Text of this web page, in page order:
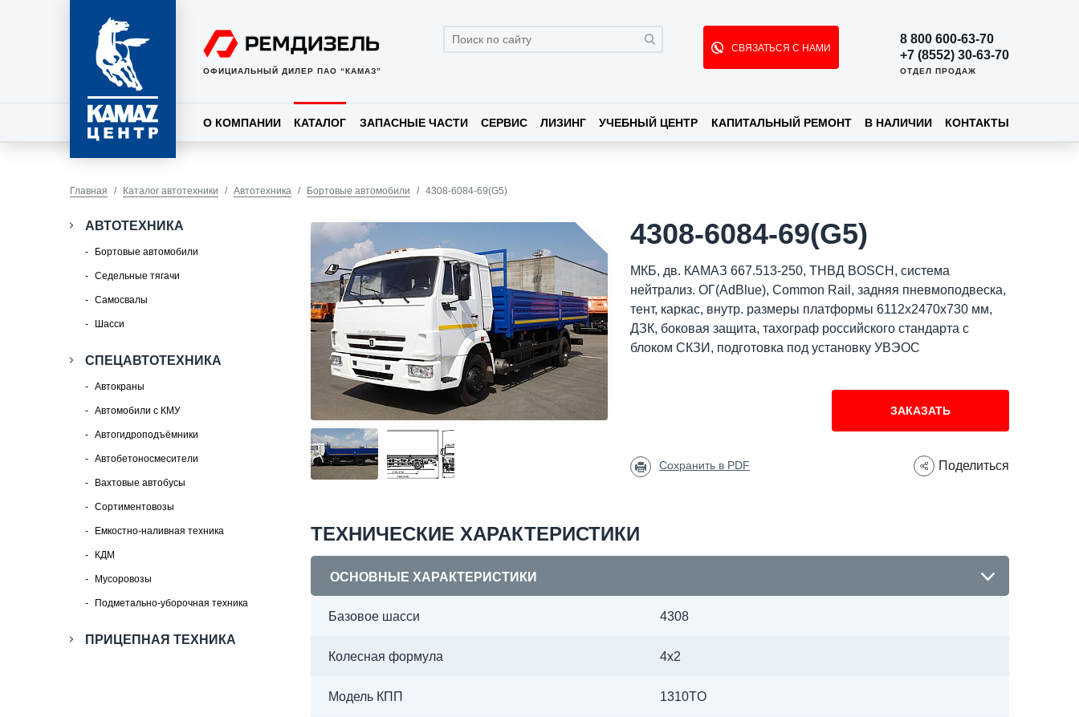
ОФИЦИАЛЬНЫЙ ДИЛЕР ПАО “КАМАЗ”
СВЯЗАТЬСЯ С НАМИ
8 800 600-63-70
+7 (8552) 30-63-70
ОТДЕЛ ПРОДАЖ
О КОМПАНИИ КАТАЛОГ ЗАПАСНЫЕ ЧАСТИ СЕРВИС ЛИЗИНГ УЧЕБНЫЙ ЦЕНТР КАПИТАЛЬНЫЙ РЕМОНТ В НАЛИЧИИ КОНТАКТЫ
Главная Каталог автотехники Автотехника Бортовые автомобили 4308-6084-69(G5)
АВТОТЕХНИКА
Бортовые автомобили
Седельные тягачи
Самосвалы
Шасси
СПЕЦАВТОТЕХНИКА
Автокраны
Автомобили с КМУ
Автогидроподъёмники
Автобетоносмесители
Вахтовые автобусы
Сортиментовозы
Емкостно-наливная техника
КДМ
Мусоровозы
Подметально-уборочная техника
ПРИЦЕПНАЯ ТЕХНИКА
4308-6084-69(G5)
МКБ, дв. КАМАЗ 667.513-250, ТНВД BOSCH, система
нейтрализ. ОГ(AdBlue), Common Rail, задняя пневмоподвеска,
тент, каркас, внутр. размеры платформы 6112х2470х730 мм,
ДЗК, боковая защита, тахограф российского стандарта с
блоком СКЗИ, подготовка под установку УВЭОС
ЗАКАЗАТЬ
Сохранить в PDF Поделиться
ТЕХНИЧЕСКИЕ ХАРАКТЕРИСТИКИ
ОСНОВНЫЕ ХАРАКТЕРИСТИКИ
Базовое шасси 4308
Колесная формула 4х2
Модель КПП 1310TO